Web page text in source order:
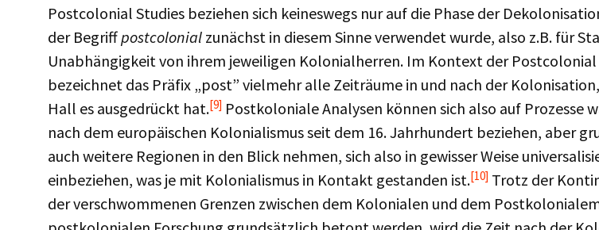
Postcolonial Studies beziehen sich keineswegs nur auf die Phase der
der Begriffpostcolonial zunächst in diesem Sinne verwendet wurde, also z.B. für
Unabhängigkeit von ihrem jeweiligen Kolonialherren. Im Kontext der Postcolonial
bezeichnet das Präfix „post” vielmehr alle Zeiträume in und nach der
Hall es ausgedrückt hat.[9] Postkoloniale Analysen können sich also auf Prozesse
nach dem europäischen Kolonialismus seit dem 16. Jahrhundert beziehen, aber
auch weitere Regionen in den Blick nehmen, sich also in gewisser Weise
einbeziehen, was je mit Kolonialismus in Kontakt gestanden ist.[10] Trotz der
der verschwommenen Grenzen zwischen dem Kolonialen und dem